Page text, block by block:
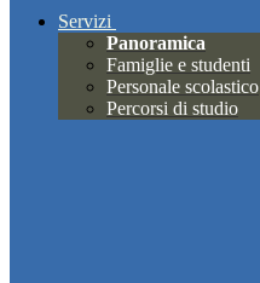
Servizi
Panoramica
Famiglie e studenti
Personale scolastico
Percorsi di studio